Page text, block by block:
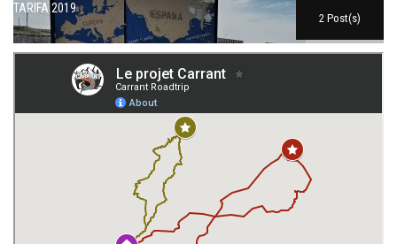
TARIFA 2019
2 Post(s)